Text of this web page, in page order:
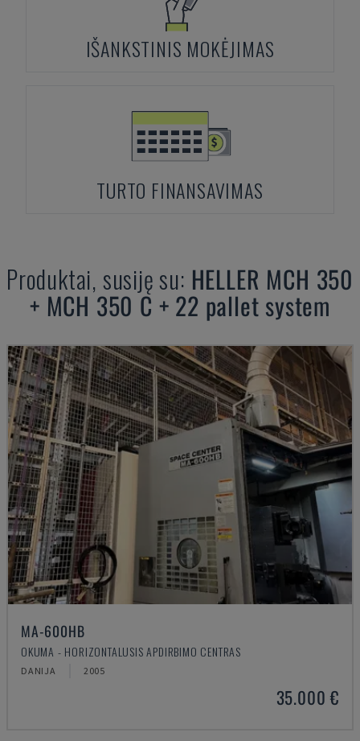
IŠANKSTINIS MOKĖJIMAS
TURTO FINANSAVIMAS
Produktai, susiję su: HELLER MCH 350
+ MCH 350 C + 22 pallet system
MA-600HB
OKUMA - HORIZONTALUSIS APDIRBIMO CENTRAS
DANIJA 2005
35.000 €